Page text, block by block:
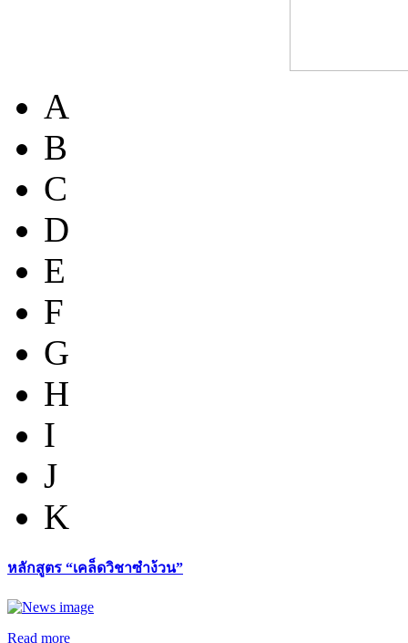
A
B
C
D
E
F
G
H
I
J
K
หลักสูตร “เคล็ดวิชาซำง้วน”
Read more